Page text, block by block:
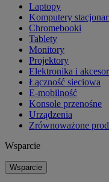
Laptopy
Komputery
Chromebooki
Tablety
Monitory
Projektory
Elektronika i
Łączność sieciowa
E-mobilność
Konsole przenośne
Urządzenia
Zrównoważone
Wsparcie
Wsparcie